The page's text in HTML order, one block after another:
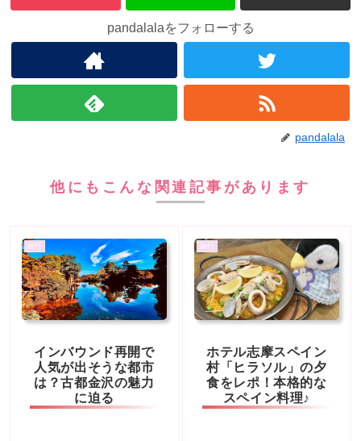
pandalalaをフォローする
pandalala
他にもこんな関連記事があります
旅行
インバウンド再開で
人気が出そうな都市
は？古都金沢の魅力
に迫る
旅行
ホテル志摩スペイン
村「ヒラソル」の夕
食をレポ！本格的な
スペイン料理♪